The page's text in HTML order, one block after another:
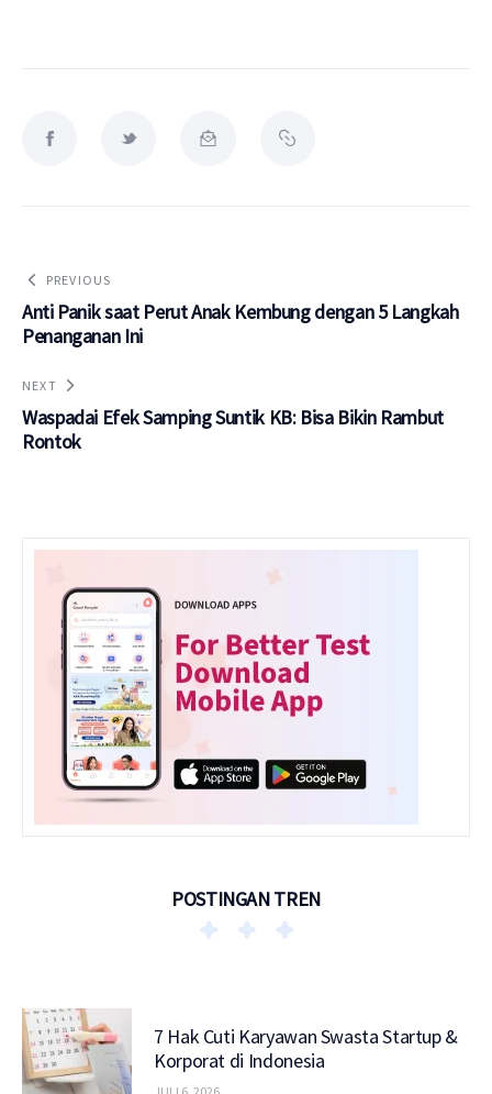
PREVIOUS
Anti Panik saat Perut Anak Kembung dengan 5 Langkah
Penanganan Ini
NEXT
Waspadai Efek Samping Suntik KB: Bisa Bikin Rambut
Rontok
POSTINGAN TREN
7 Hak Cuti Karyawan Swasta Startup &
Korporat di Indonesia